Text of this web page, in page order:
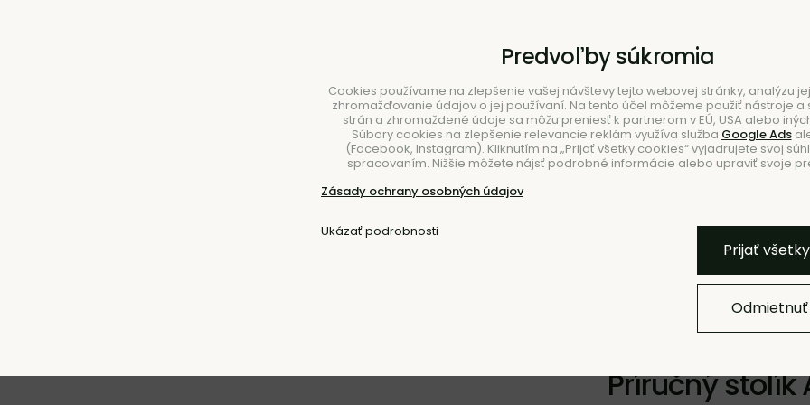
STOLOVANIE
Príručné stolíky
3 ROKY EXTRA ZÁRUKA
Príručný stolík
Pridať k
Predvoľby súkromia
Cookies používame na zlepšenie vašej návštevy tejto webovej stránky, analýzu
zhromažďovanie údajov o jej používaní. Na tento účel môžeme použiť nástroje a
strán a zhromaždené údaje sa môžu preniesť k partnerom v EÚ, USA alebo
Súbory cookies na zlepšenie relevancie reklám využíva služba Google Ads
(Facebook, Instagram). Kliknutím na „Prijať všetky cookies“ vyjadrujete svoj
spracovaním. Nižšie môžete nájsť podrobné informácie alebo upraviť svoje
Zásady ochrany osobných údajov
Ukázať podrobnosti
Prijať